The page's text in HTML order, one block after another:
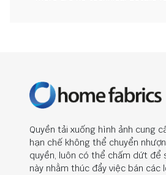
Quyền tải xuống hình ảnh cung
hạn chế không thể chuyển
quyền, luôn có thể chấm dứt để
này nhằm thúc đẩy việc bán các